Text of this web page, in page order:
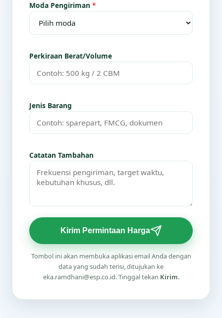
Moda Pengiriman *
Perkiraan Berat/Volume
Jenis Barang
Catatan Tambahan
Kirim Permintaan Harga
Tombol ini akan membuka aplikasi email Anda dengan
data yang sudah terisi, ditujukan ke
eka.ramdhani@esp.co.id. Tinggal tekan Kirim.